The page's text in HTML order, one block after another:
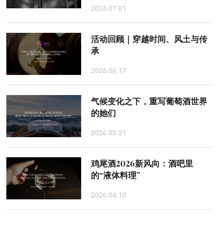
2026.07.01
活动回顾｜穿越时间、风土与传
承
2026.06.17
气候变化之下，重写葡萄酒世界
的她们
2026.05.21
鸡尾酒2026新风向：酒吧里
的“液体料理”
2026.04.10